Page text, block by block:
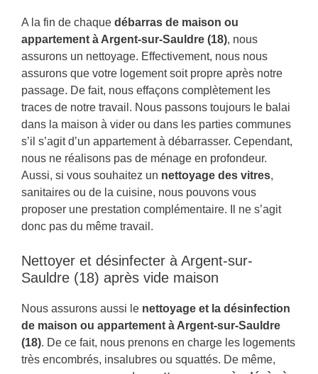
A la fin de chaque débarras de maison ou
appartement à Argent-sur-Sauldre (18), nous
assurons un nettoyage. Effectivement, nous nous
assurons que votre logement soit propre après notre
passage. De fait, nous effaçons complètement les
traces de notre travail. Nous passons toujours le balai
dans la maison à vider ou dans les parties communes
s’il s’agit d’un appartement à débarrasser. Cependant,
nous ne réalisons pas de ménage en profondeur.
Aussi, si vous souhaitez un nettoyage des vitres,
sanitaires ou de la cuisine, nous pouvons vous
proposer une prestation complémentaire. Il ne s’agit
donc pas du même travail.
Nettoyer et désinfecter à Argent-sur-
Sauldre (18) après vide maison
Nous assurons aussi le nettoyage et la désinfection
de maison ou appartement à Argent-sur-Sauldre
(18). De ce fait, nous prenons en charge les logements
très encombrés, insalubres ou squattés. De même,